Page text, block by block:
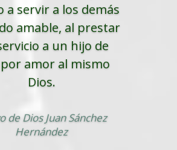
a servir a los demás
amable, al prestar
a un hijo de
amor al mismo
Dios.
de Dios Juan Sánchez
Hernández